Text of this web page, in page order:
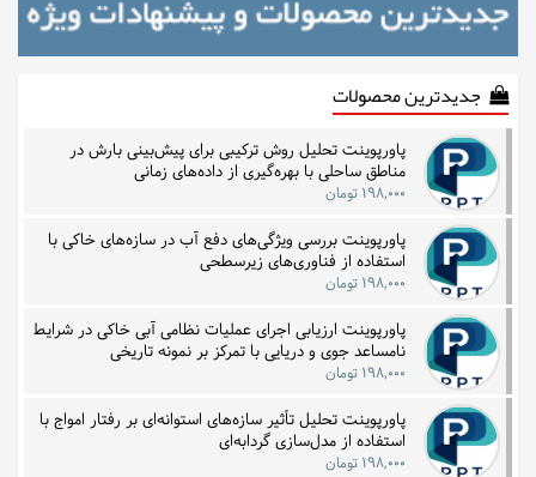
جدیدترین محصولات
پاورپوینت تحلیل روش ترکیبی برای پیش‌بینی بارش در
مناطق ساحلی با بهره‌گیری از داده‌های زمانی
۱۹۸,۰۰۰ تومان
پاورپوینت بررسی ویژگی‌های دفع آب در سازه‌های خاکی با
استفاده از فناوری‌های زیرسطحی
۱۹۸,۰۰۰ تومان
پاورپوینت ارزیابی اجرای عملیات نظامی آبی خاکی در شرایط
نامساعد جوی و دریایی با تمرکز بر نمونه تاریخی
۱۹۸,۰۰۰ تومان
پاورپوینت تحلیل تأثیر سازه‌های استوانه‌ای بر رفتار امواج با
استفاده از مدل‌سازی گردابه‌ای
۱۹۸,۰۰۰ تومان